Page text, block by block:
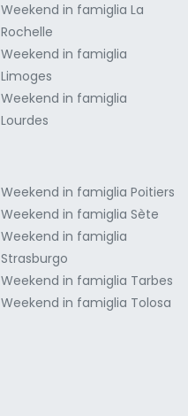
Weekend in famiglia La
Rochelle
Weekend in famiglia
Limoges
Weekend in famiglia
Lourdes
Weekend in famiglia Poitiers
Weekend in famiglia Sète
Weekend in famiglia
Strasburgo
Weekend in famiglia Tarbes
Weekend in famiglia Tolosa